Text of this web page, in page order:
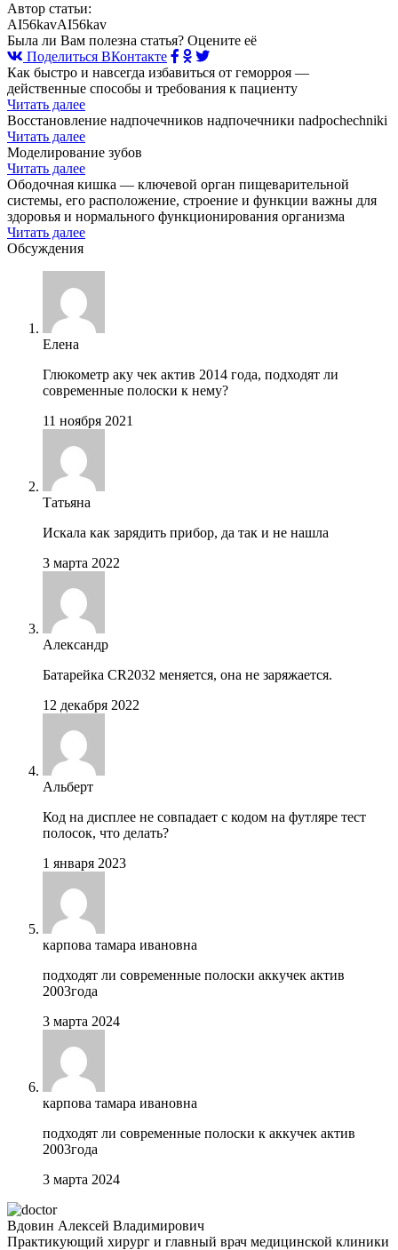
Автор статьи:
AI56kavAI56kav
Была ли Вам полезна статья? Оцените её
Поделиться ВКонтакте
Как быстро и навсегда избавиться от геморроя —
действенные способы и требования к пациенту
Читать далее
Восстановление надпочечников надпочечники nadpochechniki
Читать далее
Моделирование зубов
Читать далее
Ободочная кишка — ключевой орган пищеварительной
системы, его расположение, строение и функции важны для
здоровья и нормального функционирования организма
Читать далее
Обсуждения
Елена
Глюкометр аку чек актив 2014 года, подходят ли
современные полоски к нему?
11 ноября 2021
Татьяна
Искала как зарядить прибор, да так и не нашла
3 марта 2022
Александр
Батарейка CR2032 меняется, она не заряжается.
12 декабря 2022
Альберт
Код на дисплее не совпадает с кодом на футляре тест
полосок, что делать?
1 января 2023
карпова тамара ивановна
подходят ли современные полоски аккучек актив
2003года
3 марта 2024
карпова тамара ивановна
подходят ли современные полоски к аккучек актив
2003года
3 марта 2024
Вдовин Алексей Владимирович
Практикующий хирург и главный врач медицинской клиники